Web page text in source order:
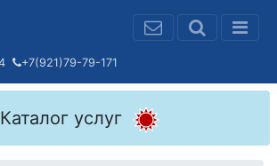
+7(921)79-79-171
Каталог услуг